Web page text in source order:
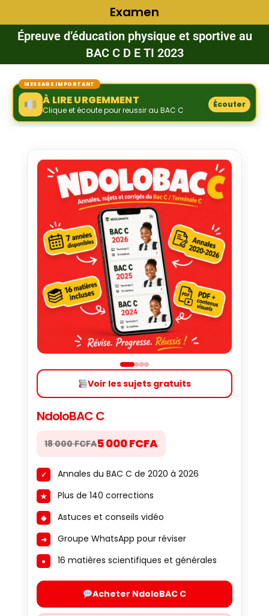
Examen
Épreuve d’éducation physique et sportive au
BAC C D E TI 2023
MESSAGE IMPORTANT
À LIRE URGEMMENT
Clique et écoute pour reussir au BAC C
Écouter
Voir les sujets gratuits
NdoloBAC C
18 000 FCFA5 000 FCFA
Annales du BAC C de 2020 à 2026
Plus de 140 corrections
Astuces et conseils vidéo
Groupe WhatsApp pour réviser
16 matières scientifiques et générales
Acheter NdoloBAC C